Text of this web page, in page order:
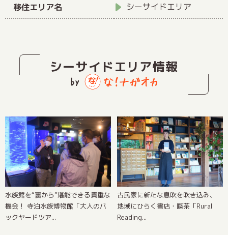
移住エリア名 シーサイドエリア
シーサイドエリア情報
水族館を“裏から”堪能できる貴重な
機会！ 寺泊水族博物館「大人のバ
ックヤードツア...
古民家に新たな息吹を吹き込み、
地域にひらく書店・喫茶「Rural
Reading...